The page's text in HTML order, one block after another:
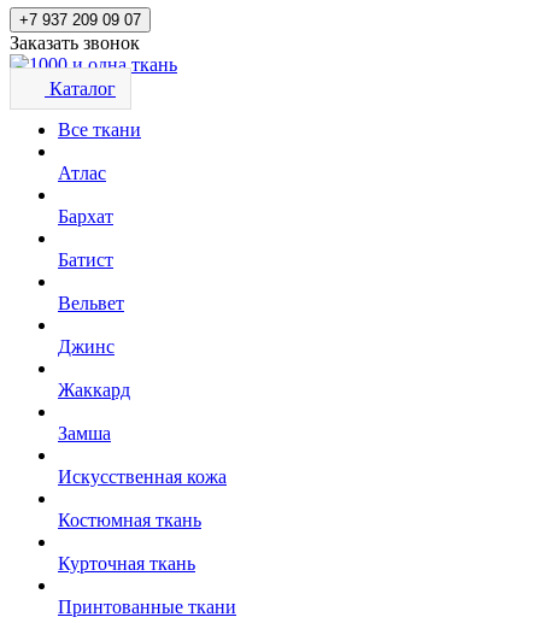
+7 937 209 09 07
Заказать звонок
Каталог
Все ткани
Атлас
Бархат
Батист
Вельвет
Джинс
Жаккард
Замша
Искусственная кожа
Костюмная ткань
Курточная ткань
Принтованные ткани